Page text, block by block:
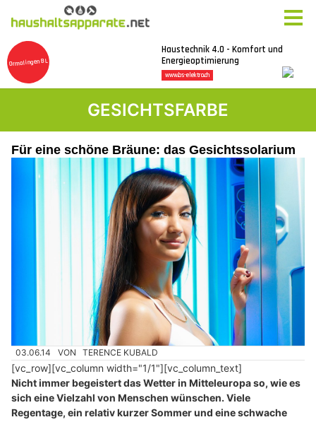
GESICHTSFARBE
Für eine schöne Bräune: das Gesichtssolarium
03.06.14 VON TERENCE KUBALD
[vc_row][vc_column width="1/1"][vc_column_text]
Nicht immer begeistert das Wetter in Mitteleuropa so, wie es
sich eine Vielzahl von Menschen wünschen. Viele
Regentage, ein relativ kurzer Sommer und eine schwache